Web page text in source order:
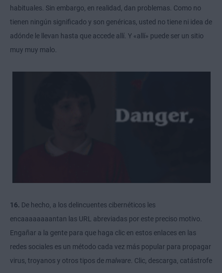
habituales. Sin embargo, en realidad, dan problemas. Como no
tienen ningún significado y son genéricas, usted no tiene ni idea de
adónde le llevan hasta que accede allí. Y «allí» puede ser un sitio
muy muy malo.
16. De hecho, a los delincuentes cibernéticos les
encaaaaaaaantan las URL abreviadas por este preciso motivo.
Engañar a la gente para que haga clic en estos enlaces en las
redes sociales es un método cada vez más popular para propagar
virus, troyanos y otros tipos demalware. Clic, descarga, catástrofe